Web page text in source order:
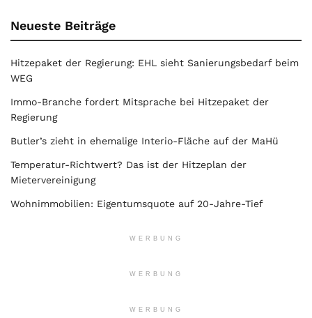
Neueste Beiträge
Hitzepaket der Regierung: EHL sieht Sanierungsbedarf beim
WEG
Immo-Branche fordert Mitsprache bei Hitzepaket der
Regierung
Butler’s zieht in ehemalige Interio-Fläche auf der MaHü
Temperatur-Richtwert? Das ist der Hitzeplan der
Mietervereinigung
Wohnimmobilien: Eigentumsquote auf 20-Jahre-Tief
WERBUNG
WERBUNG
WERBUNG